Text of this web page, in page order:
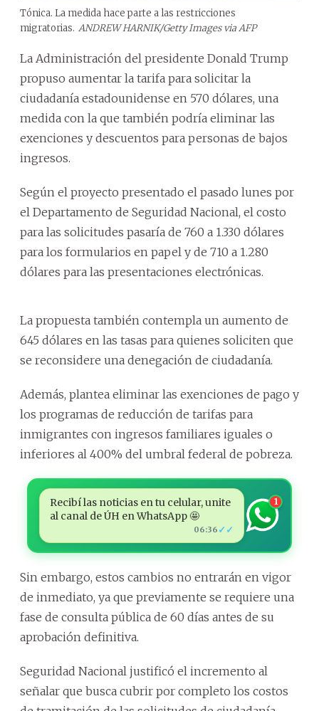
Tónica. La medida hace parte a las restricciones
migratorias. ANDREW HARNIK/Getty Images via AFP
La Administración del presidente Donald Trump
propuso aumentar la tarifa para solicitar la
ciudadanía estadounidense en 570 dólares, una
medida con la que también podría eliminar las
exenciones y descuentos para personas de bajos
ingresos.
Según el proyecto presentado el pasado lunes por
el Departamento de Seguridad Nacional, el costo
para las solicitudes pasaría de 760 a 1.330 dólares
para los formularios en papel y de 710 a 1.280
dólares para las presentaciones electrónicas.
La propuesta también contempla un aumento de
645 dólares en las tasas para quienes soliciten que
se reconsidere una denegación de ciudadanía.
Además, plantea eliminar las exenciones de pago y
los programas de reducción de tarifas para
inmigrantes con ingresos familiares iguales o
inferiores al 400% del umbral federal de pobreza.
Recibí las noticias en tu celular, unite
al canal de ÚH en WhatsApp 🤩
06:36 ✓✓
1
Sin embargo, estos cambios no entrarán en vigor
de inmediato, ya que previamente se requiere una
fase de consulta pública de 60 días antes de su
aprobación definitiva.
Seguridad Nacional justificó el incremento al
señalar que busca cubrir por completo los costos